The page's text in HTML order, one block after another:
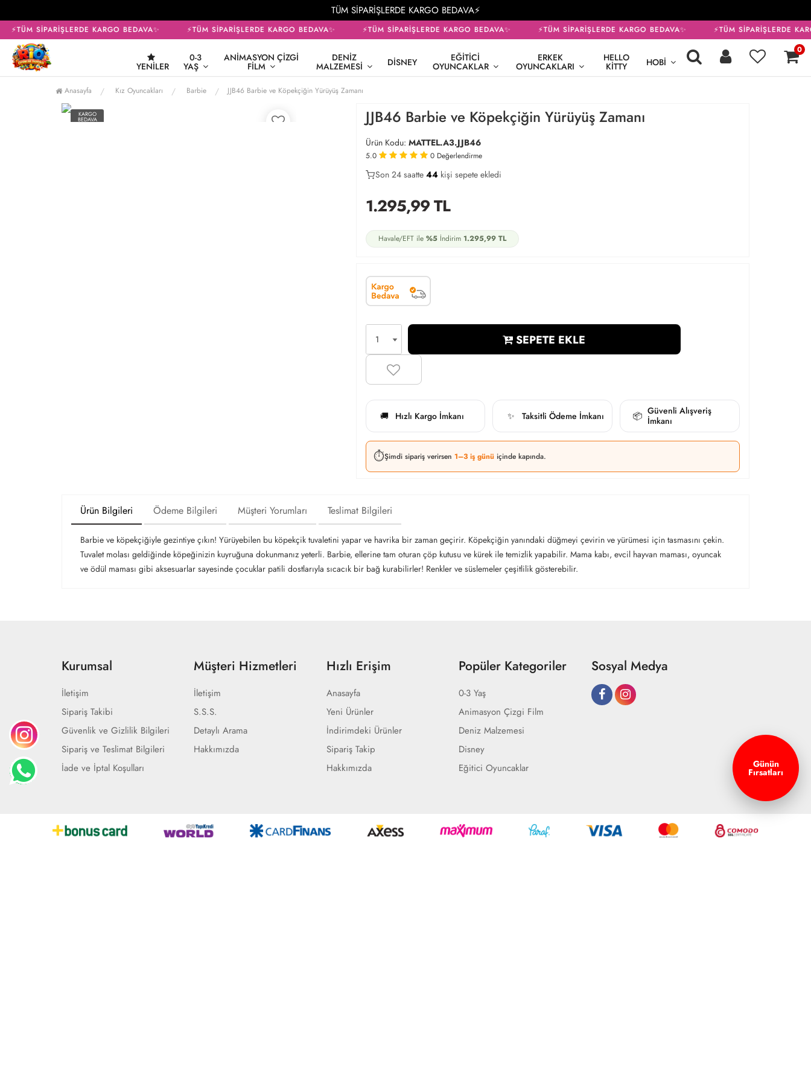
TÜM SİPARİŞLERDE KARGO BEDAVA⚡
⚡TÜM SİPARİŞLERDE KARGO BEDAVA✨ ⚡TÜM SİPARİŞLERDE KARGO BEDAVA✨ ⚡TÜM SİPARİŞLERDE KARGO BEDAVA✨ ⚡TÜM SİPARİŞLERDE KARGO BEDAVA✨ ⚡TÜM SİPARİŞLERDE
YENILER
0-3
YAŞ
ANIMASYON ÇIZGI
FILM
DENIZ
MALZEMESI DISNEY EĞITICI
OYUNCAKLAR
ERKEK
OYUNCAKLARI
HELLO
KITTY HOBI
0
Anasayfa Kız Oyuncakları Barbie JJB46 Barbie ve Köpekçiğin Yürüyüş Zamanı
KARGO
BEDAVA JJB46 Barbie ve Köpekçiğin Yürüyüş Zamanı
Ürün Kodu: MATTEL.A3.JJB46
5.0 0 Değerlendirme
34
Son 24 saatte 44kişi sepete ekledi
11
1.295,99TL
Havale/EFT ile %5İndirim 1.295,99TL
SEPETE EKLE
🚚 Hızlı Kargo İmkanı ✨ Taksitli Ödeme İmkanı 📦 Güvenli Alışveriş
İmkanı
⏱️Şimdi sipariş verirsen 1–3 iş günü içinde kapında.
Ürün Bilgileri Ödeme Bilgileri Müşteri Yorumları Teslimat Bilgileri
Barbie ve köpekçiğiyle gezintiye çıkın! Yürüyebilen bu köpekçik tuvaletini yapar ve havrika bir zaman geçirir. Köpekçiğin yanındaki düğmeyi çevirin ve yürümesi için tasmasını çekin.
Tuvalet molası geldiğinde köpeğinizin kuyruğuna dokunmanız yeterli. Barbie, ellerine tam oturan çöp kutusu ve kürek ile temizlik yapabilir. Mama kabı, evcil hayvan maması, oyuncak
ve ödül maması gibi aksesuarlar sayesinde çocuklar patili dostlarıyla sıcacık bir bağ kurabilirler! Renkler ve süslemeler çeşitlilik gösterebilir.
Kurumsal
İletişim
Sipariş Takibi
Güvenlik ve Gizlilik Bilgileri
Sipariş ve Teslimat Bilgileri
İade ve İptal Koşulları
Müşteri Hizmetleri
İletişim
S.S.S.
Detaylı Arama
Hakkımızda
Hızlı Erişim
Anasayfa
Yeni Ürünler
İndirimdeki Ürünler
Sipariş Takip
Hakkımızda
Popüler Kategoriler
0-3 Yaş
Animasyon Çizgi Film
Deniz Malzemesi
Disney
Eğitici Oyuncaklar
Sosyal Medya
Günün
Fırsatları